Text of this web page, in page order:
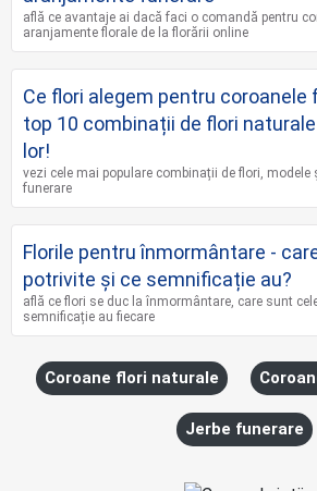
află ce avantaje ai dacă faci o comandă pentru
aranjamente florale de la florării online
Ce flori alegem pentru coroanele
top 10 combinații de flori
lor!
vezi cele mai populare combinații de flori, modele
funerare
Florile pentru înmormântare -
potrivite și ce semnificație au?
află ce flori se duc la înmormântare, care sunt
semnificație au fiecare
Coroane flori naturale
Jerbe funerare